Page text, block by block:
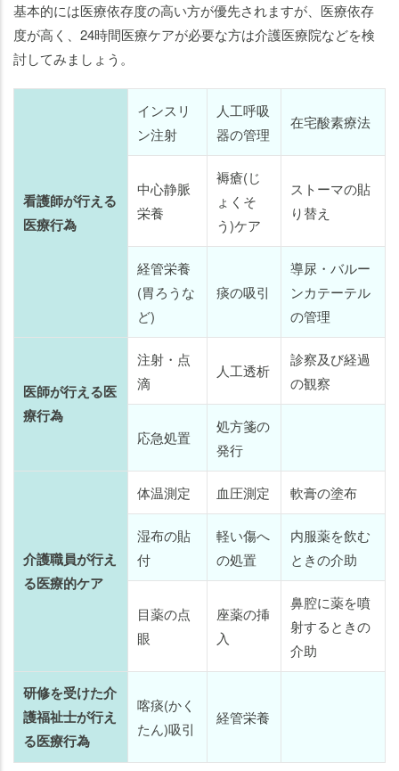
基本的には医療依存度の高い方が優先されますが、医療依存
度が高く、24時間医療ケアが必要な方は介護医療院などを検
討してみましょう。
看護師が行える
医療行為
インスリ
ン注射
人工呼吸
器の管理
在宅酸素療法
中心静脈
栄養
褥瘡(じ
ょくそ
う)ケア
ストーマの貼
り替え
経管栄養
(胃ろうな
ど)
痰の吸引
導尿・バルー
ンカテーテル
の管理
医師が行える医
療行為
注射・点
滴
人工透析
診察及び経過
の観察
応急処置
処方箋の
発行
介護職員が行え
る医療的ケア
体温測定 血圧測定 軟膏の塗布
湿布の貼
付
軽い傷へ
の処置
内服薬を飲む
ときの介助
目薬の点
眼
座薬の挿
入
鼻腔に薬を噴
射するときの
介助
研修を受けた介
護福祉士が行え
る医療行為
喀痰(かく
たん)吸引
経管栄養